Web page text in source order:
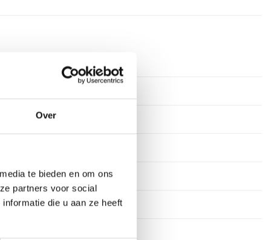
Over
te bieden en om ons
partners voor social
die u aan ze heeft